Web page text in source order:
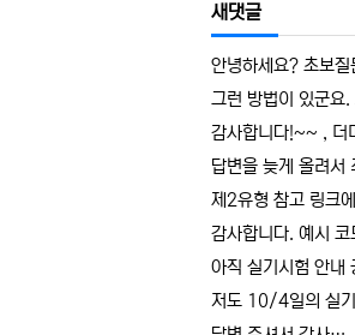
새댓글